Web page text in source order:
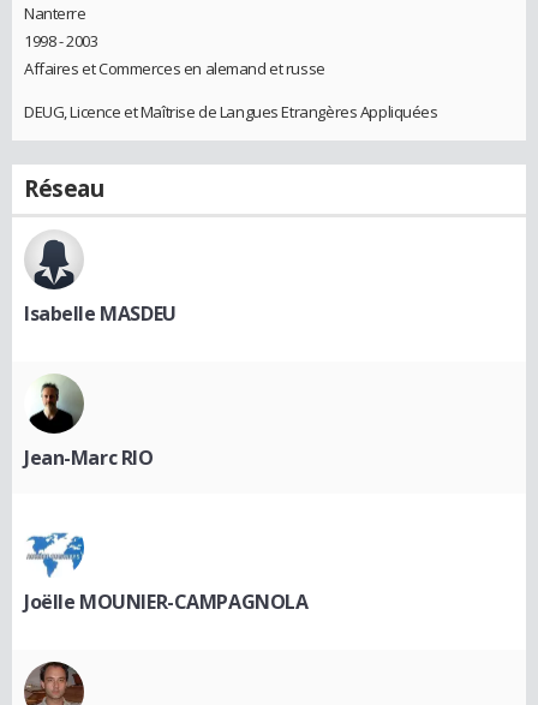
Nanterre
1998 - 2003
Affaires et Commerces en alemand et russe
DEUG, Licence et Maîtrise de Langues Etrangères Appliquées
Réseau
Isabelle MASDEU
Jean-Marc RIO
Joëlle MOUNIER-CAMPAGNOLA